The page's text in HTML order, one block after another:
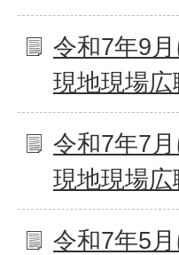
令和7年9
現地現場広
令和7年7
現地現場広
令和7年5